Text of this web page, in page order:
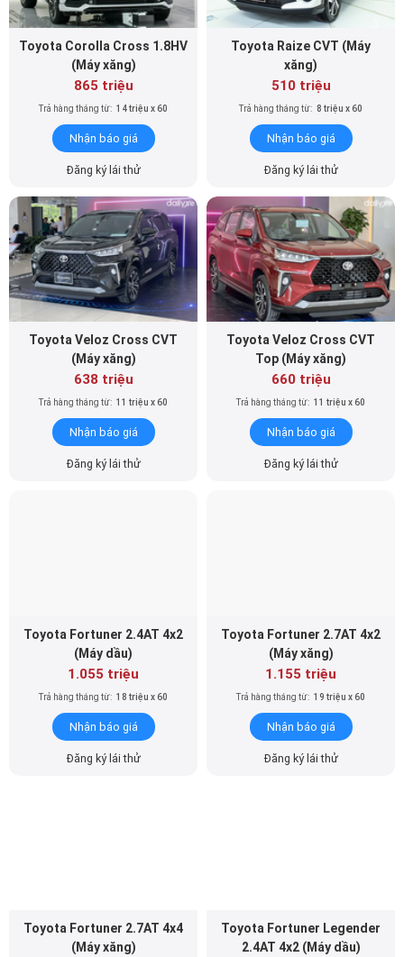
Toyota Corolla Cross 1.8HV
(Máy xăng)
865 triệu
Trả hàng tháng từ: 14 triệu x 60
Nhận báo giá
Đăng ký lái thử
Toyota Raize CVT (Máy
xăng)
510 triệu
Trả hàng tháng từ: 8 triệu x 60
Nhận báo giá
Đăng ký lái thử
Toyota Veloz Cross CVT
(Máy xăng)
638 triệu
Trả hàng tháng từ: 11 triệu x 60
Nhận báo giá
Đăng ký lái thử
Toyota Veloz Cross CVT
Top (Máy xăng)
660 triệu
Trả hàng tháng từ: 11 triệu x 60
Nhận báo giá
Đăng ký lái thử
Toyota Fortuner 2.4AT 4x2
(Máy dầu)
1.055 triệu
Trả hàng tháng từ: 18 triệu x 60
Nhận báo giá
Đăng ký lái thử
Toyota Fortuner 2.7AT 4x2
(Máy xăng)
1.155 triệu
Trả hàng tháng từ: 19 triệu x 60
Nhận báo giá
Đăng ký lái thử
Toyota Fortuner 2.7AT 4x4
(Máy xăng)
Toyota Fortuner Legender
2.4AT 4x2 (Máy dầu)